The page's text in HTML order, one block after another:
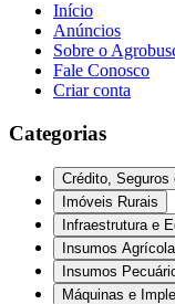
Início
Anúncios
Sobre o
Fale Conosco
Criar conta
Categorias
Crédito, Seguros
Imóveis Rurais
Infraestrutura e
Insumos
Insumos
Máquinas e